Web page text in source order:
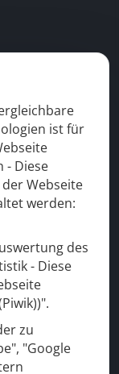
ist für
- Diese
Webseite
werden:
des
- Diese
zu
"Google